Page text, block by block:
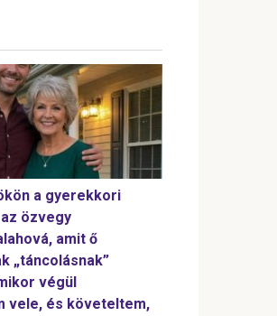
a gyerekkori
özvegy
amit ő
„táncolásnak”
végül
vele, és követeltem,